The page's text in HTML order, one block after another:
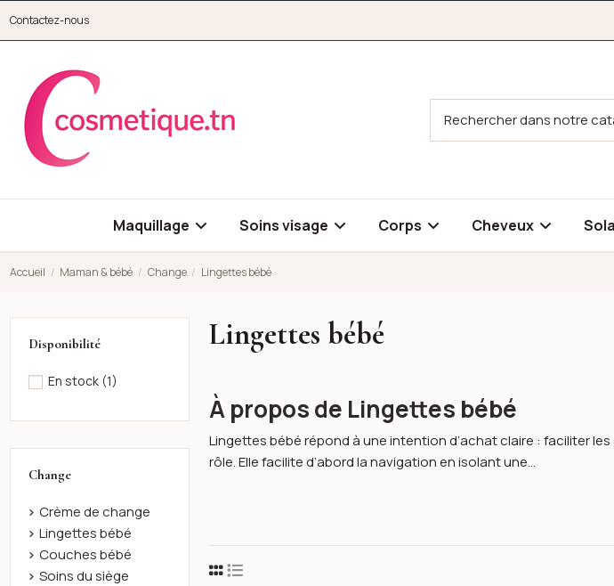
Contactez-nous
Maquillage Soins visage Corps Cheveux
Accueil Maman & bébé Change Lingettes bébé
Lingettes bébé
À propos de Lingettes bébé
Lingettes bébé répond à une intention d’achat claire : faciliter
rôle. Elle facilite d’abord la navigation en isolant une...
Disponibilité
En stock (1)
Change
Crème de change
Lingettes bébé
Couches bébé
Soins du siège